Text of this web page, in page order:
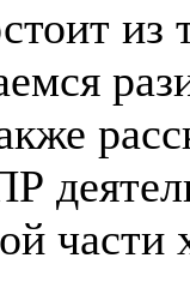
части